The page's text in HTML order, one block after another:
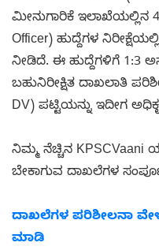
ಮೀನುಗಾರಿಕೆ ಇಲಾಖೆಯಲ್ಲಿನ
Officer) ಹುದ್ದೆಗಳ
ನೀಡಿದೆ. ಈ ಹುದ್ದೆಗಳಿಗೆ 1:3
ಬಹುನಿರೀಕ್ಷಿತ ದಾಖಲಾತಿ
DV) ಪಟ್ಟಿಯನ್ನು ಇದೀಗ
ನಿಮ್ಮ ನೆಚ್ಚಿನ KPSCVaani
ಬೇಕಾಗುವ ದಾಖಲೆಗಳ
ದಾಖಲೆಗಳ ಪರಿಶೀಲನಾ
ಮಾಡಿ